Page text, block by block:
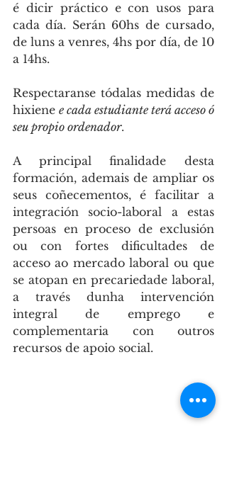
é dicir práctico e con usos para
cada día. Serán 60hs de cursado,
de luns a venres, 4hs por día, de 10
a 14hs.
Respectaranse tódalas medidas de
hixiene e cada estudiante terá acceso ó
seu propio ordenador.
A principal finalidade desta
formación, ademais de ampliar os
seus coñecementos, é facilitar a
integración socio-laboral a estas
persoas en proceso de exclusión
ou con fortes dificultades de
acceso ao mercado laboral ou que
se atopan en precariedade laboral,
a través dunha intervención
integral de emprego e
complementaria con outros
recursos de apoio social.